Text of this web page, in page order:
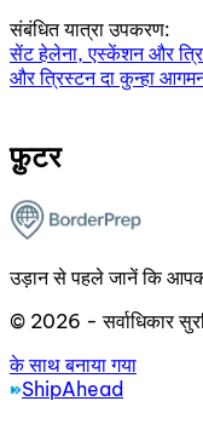
संबंधित यात्रा उपकरण:
सेंट हेलेना, एस्केंशन और
और त्रिस्टन दा कुन्हा
फ़ुटर
उड़ान से पहले जानें कि
© 2026 - सर्वाधिकार
के साथ बनाया गया
ShipAhead